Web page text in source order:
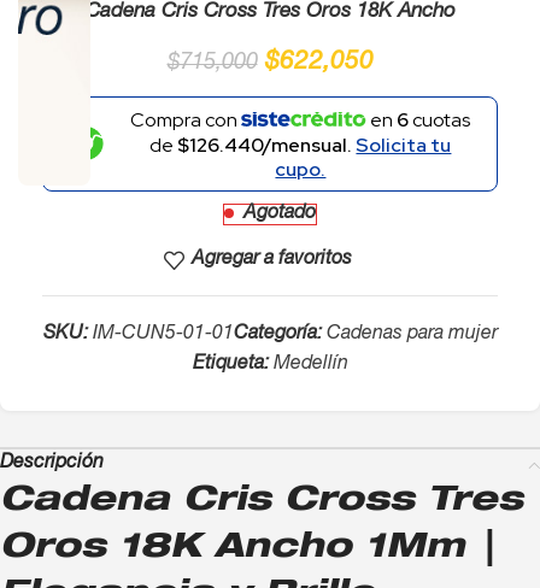
Cadena Cris Cross Tres Oros 18K Ancho
$715,000 $622,050
Compra con en 6cuotas
de $126.440/mensual.Solicita tu
cupo.
Agotado
Agregar a favoritos
SKU:IM-CUN5-01-01Categoría: Cadenas para mujer
Etiqueta: Medellín
Descripción
Cadena Cris Cross Tres
Oros 18K Ancho 1Mm |